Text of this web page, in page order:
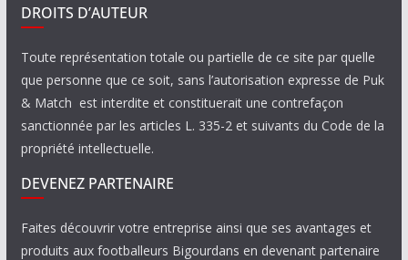
DROITS D’AUTEUR
Toute représentation totale ou partielle de ce site par quelle
que personne que ce soit, sans l’autorisation expresse de Puk
& Match est interdite et constituerait une contrefaçon
sanctionnée par les articles L. 335-2 et suivants du Code de la
propriété intellectuelle.
DEVENEZ PARTENAIRE
Faites découvrir votre entreprise ainsi que ses avantages et
produits aux footballeurs Bigourdans en devenant partenaire